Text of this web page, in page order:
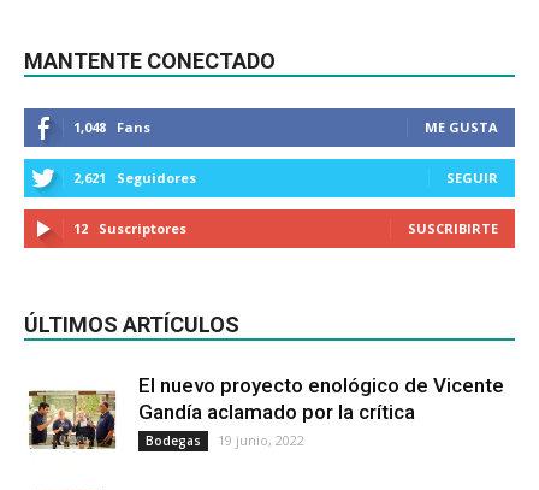
MANTENTE CONECTADO
1,048 Fans ME GUSTA
2,621 Seguidores SEGUIR
12 Suscriptores SUSCRIBIRTE
ÚLTIMOS ARTÍCULOS
El nuevo proyecto enológico de Vicente
Gandía aclamado por la crítica
Bodegas 19 junio, 2022